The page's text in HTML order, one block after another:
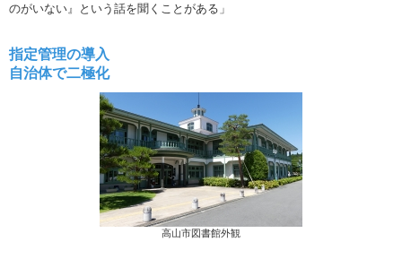
のがいない』という話を聞くことがある」
指定管理の導入
自治体で二極化
高山市図書館外観